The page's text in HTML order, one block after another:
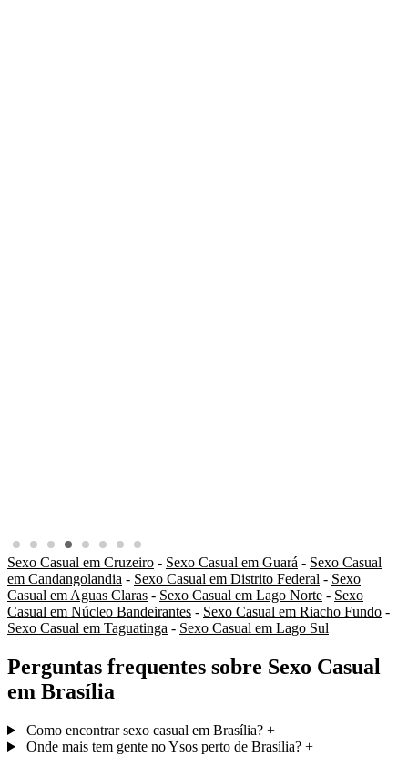
Sexo Casual em Cruzeiro - Sexo Casual em Guará - Sexo Casual
em Candangolandia - Sexo Casual em Distrito Federal - Sexo
Casual em Aguas Claras - Sexo Casual em Lago Norte - Sexo
Casual em Núcleo Bandeirantes - Sexo Casual em Riacho Fundo -
Sexo Casual em Taguatinga - Sexo Casual em Lago Sul
Perguntas frequentes sobre Sexo Casual
em Brasília
Como encontrar sexo casual em Brasília? +
Onde mais tem gente no Ysos perto de Brasília? +